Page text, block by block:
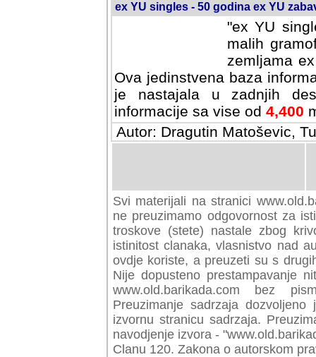
ex YU singles - 50 godina ex YU
"ex YU
malih
zemljama
Ova jedinstvena baza
je nastajala u zadnjih
informacije sa vise od 4,400
Autor: Dragutin Matoševic,
Svi materijali na stranici
preuzimamo odgovornost za
troskove (stete) nastale zbog
istinitost clanaka, vlasnistvo nad
ovdje koriste, a preuzeti su s
Nije dopusteno prestampavanje
www.old.barikada.com bez
Preuzimanje sadrzaja
izvornu stranicu sadrzaja.
navodjenje izvora -
Clanu 120. Zakona o autorskom